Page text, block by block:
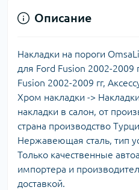
Описание
Накладки на пороги
для Ford Fusion 2002-2009
Fusion 2002-2009 гг,
Хром накладки ->
накладки в салон, от
страна производство
Нержавеющая сталь, тип
Только качественные
импортера и
доставкой.